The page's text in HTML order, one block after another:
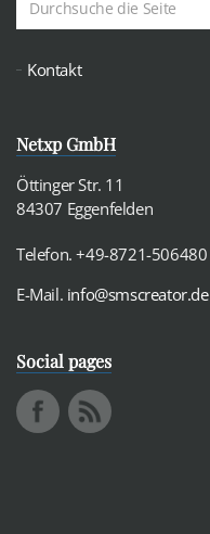
GetCustomerList
Kontakt
Netxp GmbH
Öttinger Str. 11
84307 Eggenfelden
Telefon. +49-8721-506480
E-Mail. info@smscreator.de
Social pages